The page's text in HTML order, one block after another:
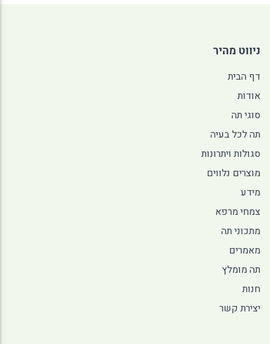
ניווט מהיר
דף הבית
אודות
סוגי תה
תה לכל בעיה
סגולות ויתרונות
מוצרים נלווים
מידע
צמחי מרפא
מתכוני תה
מאמרים
תה מומלץ
חנות
יצירת קשר